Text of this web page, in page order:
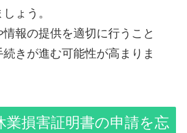
ょう。
報の提供を適切に行うこと
きが進む可能性が高まりま
業損害証明書の申請を忘